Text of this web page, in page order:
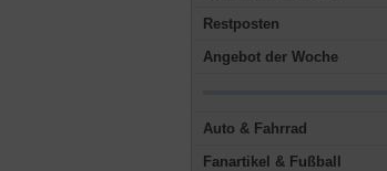
Restposten
Angebot der Woche
Auto & Fahrrad
Fanartikel & Fußball